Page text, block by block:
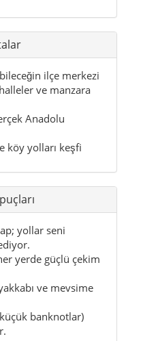
ilçe merkezi
ve manzara
Anadolu
köy yolları keşfi
yollar seni
yerde güçlü çekim
ve mevsime
banknotlar)